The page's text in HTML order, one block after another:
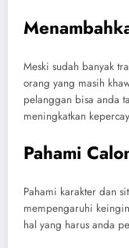
Meski sudah banyak
orang yang masih
pelanggan bisa anda
meningkatkan
Pahami
Pahami karakter dan
mempengaruhi
hal yang harus anda